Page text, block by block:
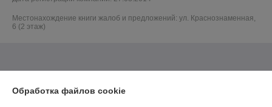
Местонахождение книги жалоб и предложений: ул. Краснознаменная,
6 (2 этаж)
Обработка файлов cookie